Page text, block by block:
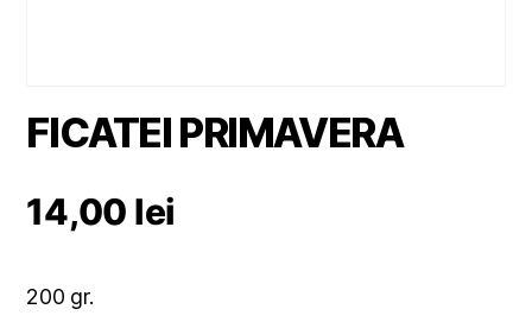
FICATEI PRIMAVERA
14,00 lei
200 gr.